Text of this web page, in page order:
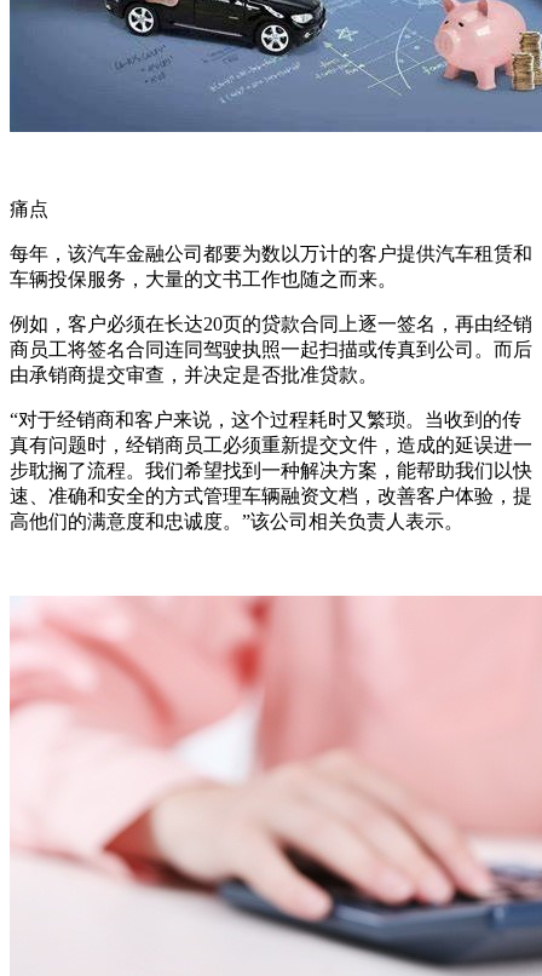
痛点
每年，该汽车金融公司都要为数以万计的客户提供汽车租赁和
车辆投保服务，大量的文书工作也随之而来。
例如，客户必须在长达20页的贷款合同上逐一签名，再由经销
商员工将签名合同连同驾驶执照一起扫描或传真到公司。而后
由承销商提交审查，并决定是否批准贷款。
“对于经销商和客户来说，这个过程耗时又繁琐。当收到的传
真有问题时，经销商员工必须重新提交文件，造成的延误进一
步耽搁了流程。我们希望找到一种解决方案，能帮助我们以快
速、准确和安全的方式管理车辆融资文档，改善客户体验，提
高他们的满意度和忠诚度。”该公司相关负责人表示。